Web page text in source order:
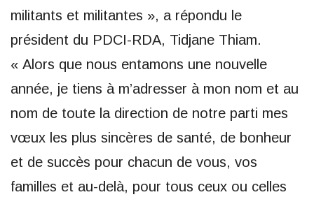
militants et militantes », a répondu le
président du PDCI-RDA, Tidjane Thiam.
« Alors que nous entamons une nouvelle
année, je tiens à m’adresser à mon nom et au
nom de toute la direction de notre parti mes
vœux les plus sincères de santé, de bonheur
et de succès pour chacun de vous, vos
familles et au-delà, pour tous ceux ou celles